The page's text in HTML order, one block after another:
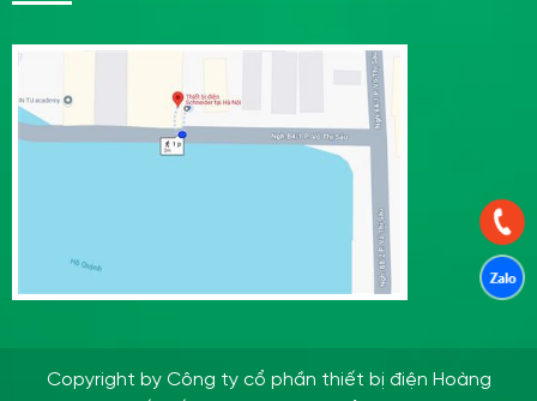
Copyright by Công ty cổ phần thiết bị điện Hoàng